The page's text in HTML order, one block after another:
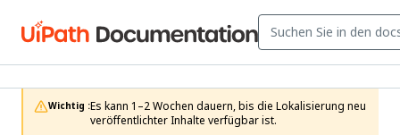
Wichtig :Es kann 1–2 Wochen dauern, bis die Lokalisierung neu
veröffentlichter Inhalte verfügbar ist.